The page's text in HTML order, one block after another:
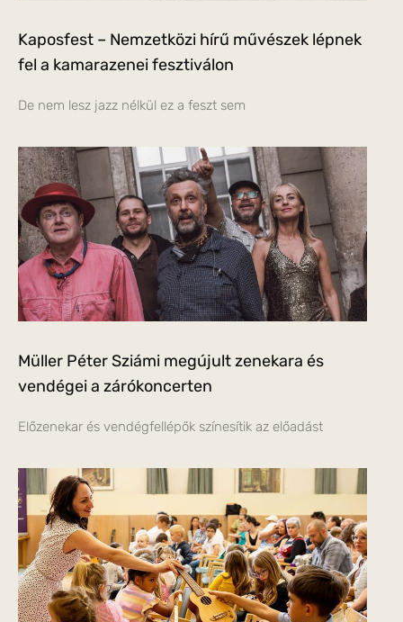
Kaposfest – Nemzetközi hírű művészek lépnek
fel a kamarazenei fesztiválon
De nem lesz jazz nélkül ez a feszt sem
Müller Péter Sziámi megújult zenekara és
vendégei a zárókoncerten
Előzenekar és vendégfellépők színesítik az előadást